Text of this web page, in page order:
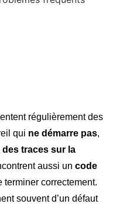
régulièrement des
qui ne démarre pas,
des traces sur la
aussi un code
correctement.
souvent d’un défaut